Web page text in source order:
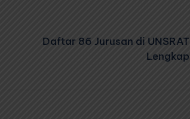
Daftar 86 Jurusan di UNSRAT
Lengkap